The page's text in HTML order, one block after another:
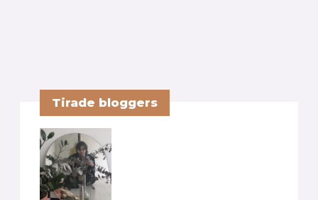
Tirade bloggers